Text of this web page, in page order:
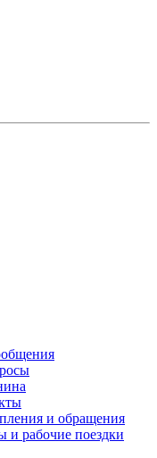
и обращения
рабочие поездки